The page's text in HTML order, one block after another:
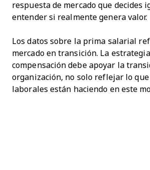
respuesta de mercado que decides
entender si realmente genera valor.
Los datos sobre la prima salarial
mercado en transición. La
compensación debe apoyar la
organización, no solo reflejar lo que
laborales están haciendo en este